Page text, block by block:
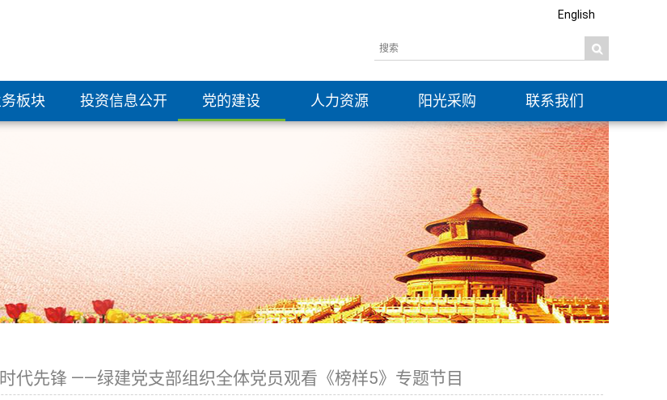
English
板块
技创新
投资信息公开
董事会成员
财务资料
投资者联系
党的建设
纪律检查
人力资源 阳光采购
信息公开
联系我们
代先锋 ——绿建党支部组织全体党员观看《榜样5》专题节目